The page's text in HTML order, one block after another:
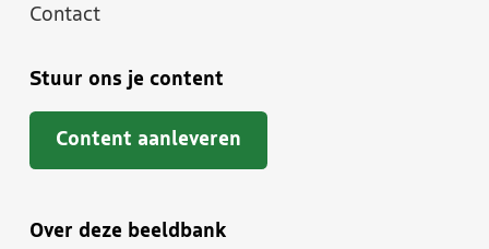
Contact
Stuur ons je content
Content aanleveren
Over deze beeldbank